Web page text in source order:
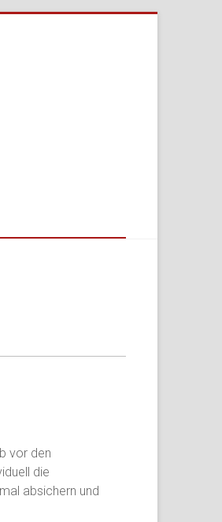
vor den
die
absichern und